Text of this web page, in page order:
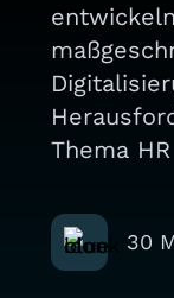
Thema
30